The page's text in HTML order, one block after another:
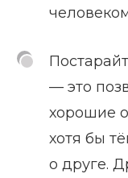
— это
хорошие
хотя бы
о друге.